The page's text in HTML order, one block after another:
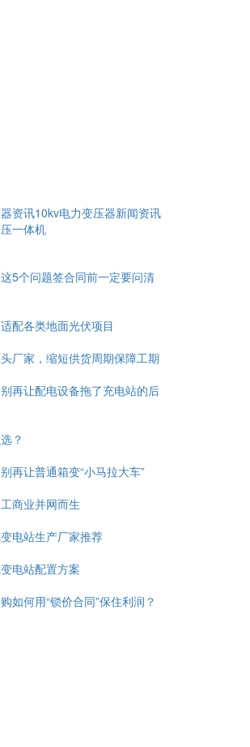
资讯10kv电力变压器新闻资讯
一体机
5个问题签合同前一定要问清
配各类地面光伏项目
厂家，缩短供货周期保障工期
再让配电设备拖了充电站的后
？
再让普通箱变“小马拉大车”
商业并网而生
电站生产厂家推荐
电站配置方案
如何用“锁价合同”保住利润？